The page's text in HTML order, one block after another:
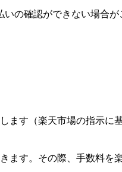
の確認ができない場合が
ます（楽天市場の指示に
ます。その際、手数料を